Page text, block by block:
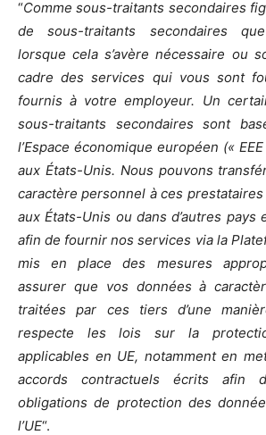
“Comme sous-traitants secondaires
de sous-traitants secondaires
lorsque cela s’avère nécessaire ou
cadre des services qui vous sont
fournis à votre employeur. Un
sous-traitants secondaires sont
l’Espace économique européen («
aux États-Unis. Nous pouvons
caractère personnel à ces
aux États-Unis ou dans d’autres pays
afin de fournir nos services via la
mis en place des mesures
assurer que vos données à
traitées par ces tiers d’une
respecte les lois sur la
applicables en UE, notamment en
accords contractuels écrits afin
obligations de protection des
l’UE“.